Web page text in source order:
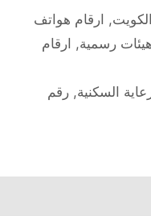
, ارقام هواتف
رسمية, ارقام
السكنية,رقم